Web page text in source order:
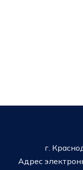
г.
Адрес